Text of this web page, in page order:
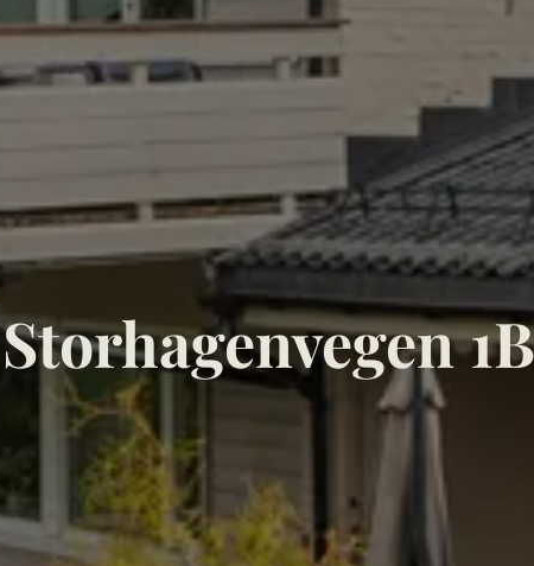
Storhagenvegen 1B